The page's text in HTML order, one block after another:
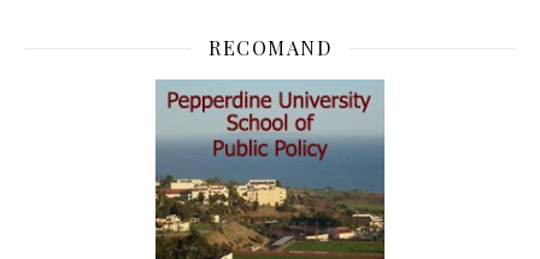
RECOMAND